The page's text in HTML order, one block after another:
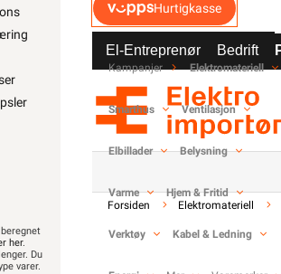
Ledige stillinger
Varsling og
her.
Du
varer.
Hurtigkasse
El-Entreprenør Bedrift
Kampanjer Elektromateriell
Smarthus Ventilasjon
Elbillader Belysning
Varme Hjem & Fritid
Verktøy Kabel & Ledning
Forsiden Elektromateriell
Letti klammer •
LETTI
fraLetti Se/Still ett
404,90